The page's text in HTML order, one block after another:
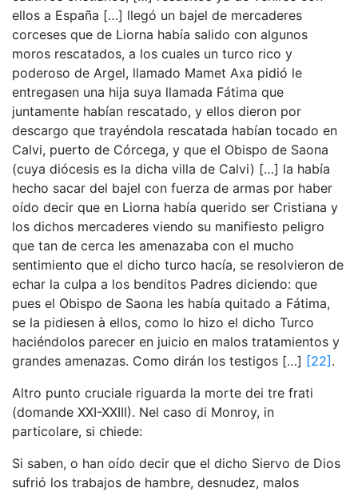
ellos a España […] llegó un bajel de mercaderes
corceses que de Liorna había salido con algunos
moros rescatados, a los cuales un turco rico y
poderoso de Argel, llamado Mamet Axa pidió le
entregasen una hija suya llamada Fátima que
juntamente habían rescatado, y ellos dieron por
descargo que trayéndola rescatada habían tocado en
Calvi, puerto de Córcega, y que el Obispo de Saona
(cuya diócesis es la dicha villa de Calvi) […] la había
hecho sacar del bajel con fuerza de armas por haber
oído decir que en Liorna había querido ser Cristiana y
los dichos mercaderes viendo su manifiesto peligro
que tan de cerca les amenazaba con el mucho
sentimiento que el dicho turco hacía, se resolvieron de
echar la culpa a los benditos Padres diciendo: que
pues el Obispo de Saona les había quitado a Fátima,
se la pidiesen à ellos, como lo hizo el dicho Turco
haciéndolos parecer en juicio en malos tratamientos y
grandes amenazas. Como dirán los testigos […] [22] .
Altro punto cruciale riguarda la morte dei tre frati
(domande XXI-XXIII). Nel caso di Monroy, in
particolare, si chiede:
Si saben, o han oído decir que el dicho Siervo de Dios
sufrió los trabajos de hambre, desnudez, malos